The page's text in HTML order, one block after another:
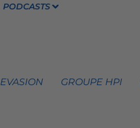
PODCASTS
GROUPE HPI